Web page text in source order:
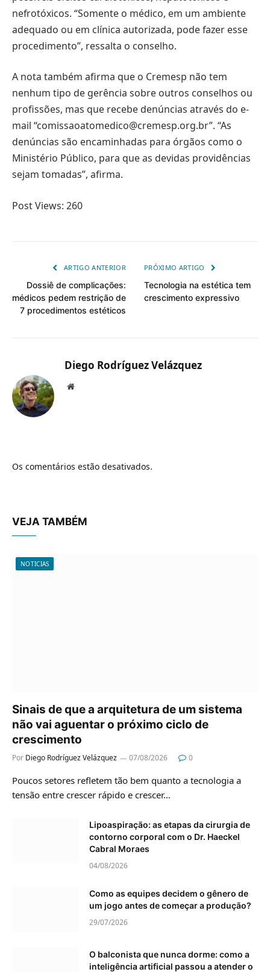
nefrotóxicos. “Somente o médico, em um ambiente
adequado ou em clínica autorizada, pode fazer esse
procedimento”, ressalta o conselho.
A nota também afirma que o Cremesp não tem
nenhum tipo de gerência sobre outros conselhos ou
profissões, mas que recebe denúncias através do e-
mail “comissaoatomedico@cremesp.org.br”. “As
denúncias são encaminhadas para órgãos como o
Ministério Público, para que as devidas providências
sejam tomadas”, afirma.
Post Views: 260
ARTIGO ANTERIOR
Dossiê de complicações:
médicos pedem restrição de
7 procedimentos estéticos
PRÓXIMO ARTIGO
Tecnologia na estética tem
crescimento expressivo
Diego Rodríguez Velázquez
Website
Os comentários estão desativados.
VEJA TAMBÉM
NOTICIAS
Sinais de que a arquitetura de um sistema
não vai aguentar o próximo ciclo de
crescimento
Por Diego Rodríguez Velázquez 07/08/2026 0
Poucos setores refletem tão bem quanto a tecnologia a
tensão entre crescer rápido e crescer…
Lipoaspiração: as etapas da cirurgia de
contorno corporal com o Dr. Haeckel
Cabral Moraes
04/08/2026
Como as equipes decidem o gênero de
um jogo antes de começar a produção?
29/07/2026
O balconista que nunca dorme: como a
inteligência artificial passou a atender o